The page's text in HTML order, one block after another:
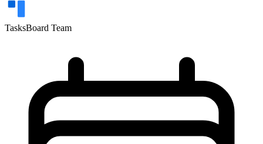
TasksBoard Team